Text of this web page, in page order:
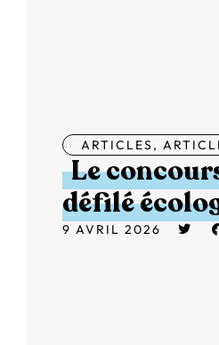
ARTICLES,
Le
défilé
9 AVRIL 2026